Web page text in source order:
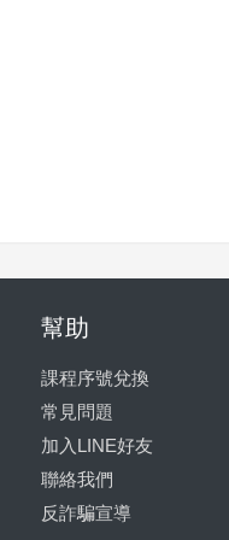
幫助
課程序號兌換
常見問題
加入LINE好友
聯絡我們
反詐騙宣導